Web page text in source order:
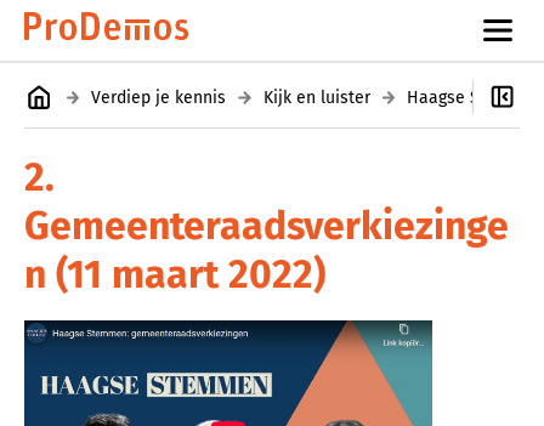
Verdiep je kennis Kijk en luister Haagse Stemmen
2.
Gemeenteraadsverkiezinge
n (11 maart 2022)